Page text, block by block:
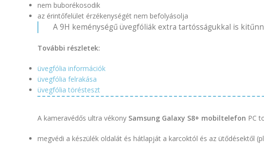
nem buborékosodik
az érintőfelület érzékenységét nem befolyásolja
A 9H keménységű üvegfóliák extra tartósságukkal is
További részletek:
üvegfólia információk
üvegfólia felrakása
üvegfólia törésteszt
A kameravédős ultra vékony Samsung Galaxy S8+ mobiltelefon PC
megvédi a készülék oldalát és hátlapját a karcoktól és az ütődésektől